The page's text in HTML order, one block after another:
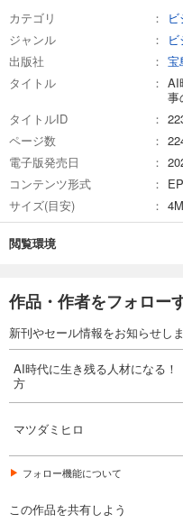
力を伝えている。ニューヨーク
う。ポッドキャスト番組「ライ
組に選出され、リスナーは30万
き、大切な人たちと豊かな時間
カテゴリ
ジャンル
出版社
宝
タイトル
AI
事
タイトルID
ページ数
電子版発売日
コンテンツ形式
サイズ(目安)
閲覧環境
作品・作者をフォロー
新刊やセール情報をお知らせしま
AI時代に生き残る人材になる！
方
マツダミヒロ
フォロー機能について
この作品を共有しよう